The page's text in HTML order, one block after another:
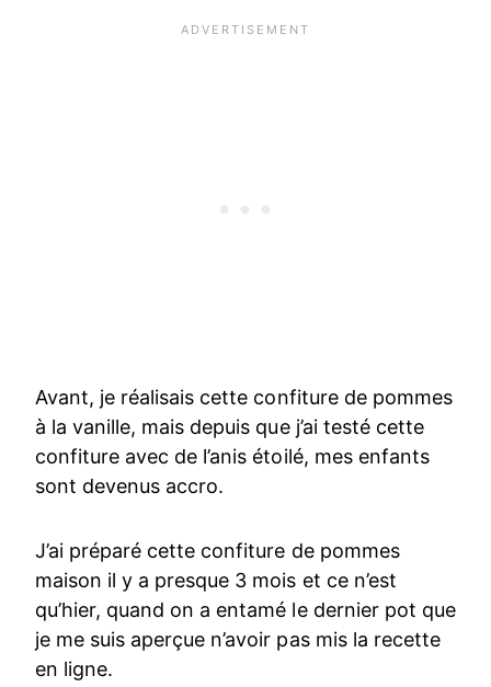
Avant, je réalisais cette confiture de pommes
à la vanille, mais depuis que j’ai testé cette
confiture avec de l’anis étoilé, mes enfants
sont devenus accro.
J’ai préparé cette confiture de pommes
maison il y a presque 3 mois et ce n’est
qu’hier, quand on a entamé le dernier pot que
je me suis aperçue n’avoir pas mis la recette
en ligne.